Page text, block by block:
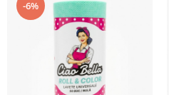
-6%